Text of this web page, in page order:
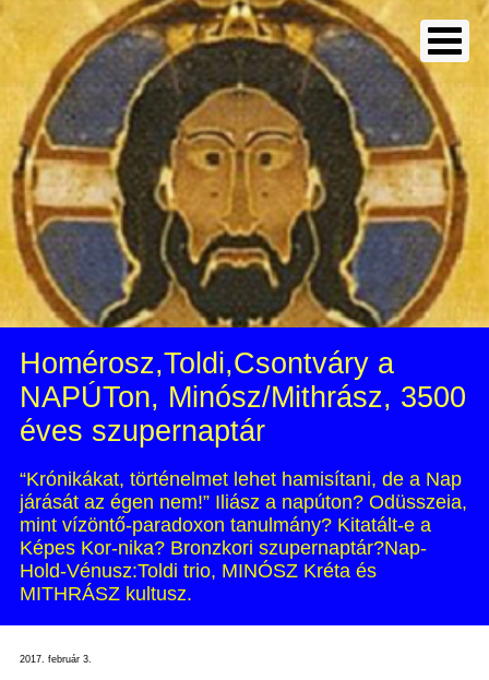
Homérosz,Toldi,Csontváry a
NAPÚTon, Minósz/Mithrász, 3500
éves szupernaptár
“Krónikákat, történelmet lehet hamisítani, de a Nap
járását az égen nem!” Iliász a napúton? Odüsszeia,
mint vízöntő-paradoxon tanulmány? Kitatált-e a
Képes Kor-nika? Bronzkori szupernaptár?Nap-
Hold-Vénusz:Toldi trio, MINÓSZ Kréta és
MITHRÁSZ kultusz.
2017. február 3.